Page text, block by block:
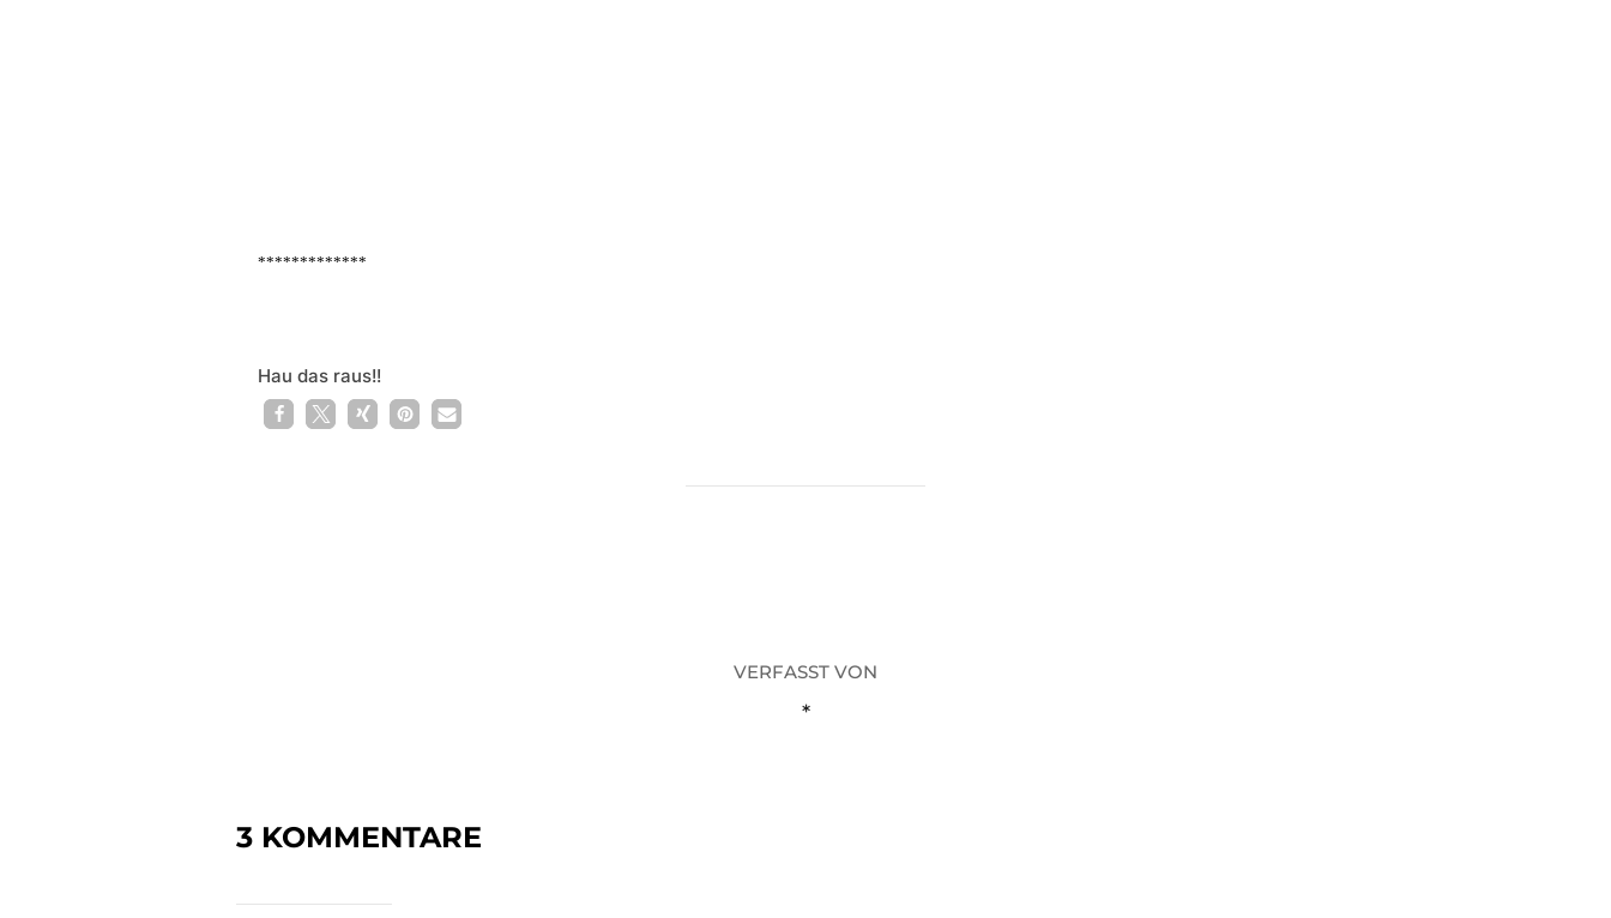
*************
Hau das raus!!
1
VERFASST VON
*
3 KOMMENTARE